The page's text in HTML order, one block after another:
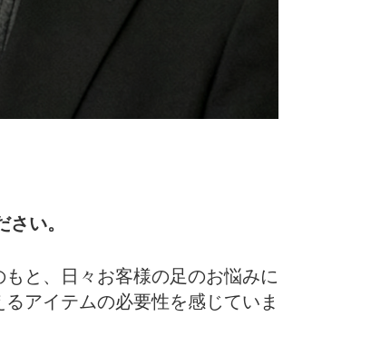
い。
と、日々お客様の足のお悩みに
アイテムの必要性を感じていま